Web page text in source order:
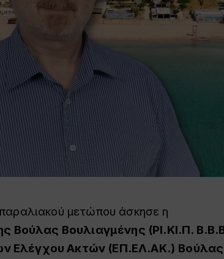
παραλιακού μετώπου άσκησε η
Βούλας Βουλιαγμένης (ΡΙ.ΚΙ.Π.
Ελέγχου Ακτών (ΕΠ.ΕΛ.ΑΚ.)